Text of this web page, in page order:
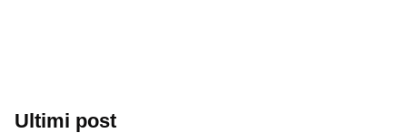
Ultimi post